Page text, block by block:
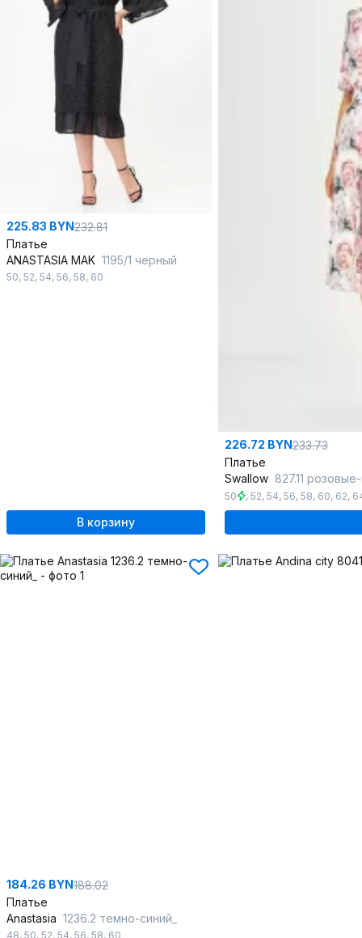
225.83 BYN232.81
Платье
ANASTASIA MAK 1195/1 черный
50, 52, 54, 56, 58, 60
В корзину
226.72 BYN233.73
Платье
Swallow 827.11
50 , 52, 54, 56, 58, 60, 62,
184.26 BYN188.02
Платье
Anastasia 1236.2 темно-синий_
48, 50, 52, 54, 56, 58, 60